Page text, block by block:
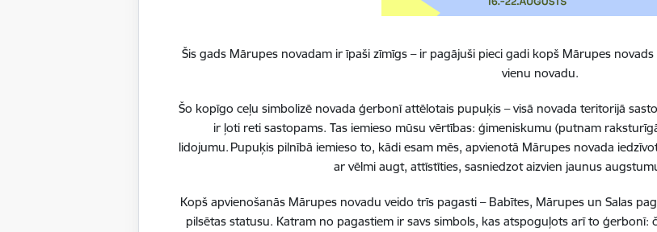
Šis gads Mārupes novadam ir īpaši zīmīgs – ir pagājuši pieci gadi kopš Mārupes
vienu novadu.
Šo kopīgo ceļu simbolizē novada ģerbonī attēlotais pupuķis – visā novada teritorijā
ir ļoti reti sastopams. Tas iemieso mūsu vērtības: ģimeniskumu (putnam
lidojumu. Pupuķis pilnībā iemieso to, kādi esam mēs, apvienotā Mārupes novada
ar vēlmi augt, attīstīties, sasniedzot aizvien jaunus
Kopš apvienošanās Mārupes novadu veido trīs pagasti – Babītes, Mārupes un Salas
pilsētas statusu. Katram no pagastiem ir savs simbols, kas atspoguļots arī to ģerbonī:
(programmas kods - 01011111) un no 2022. gada
izglītojamiem ar jauktiem attīstības traucējumiem (programmas
PII “Mārzemīti” 2025./2026. mācību gadā apmeklē 272
strādā 31 pedagogs un 26 saimnieciskā darba veicēji.
“Mārzemītē” ir 12 plašas, gaišas un labiekārtotas grupu
foajē dažādiem pasākumiem, divi mūzikas kabineti, atsevišķa
plaša, apzaļumota un skaista āra teritorija ar labiekārtotu un
3671,72 m2, kopējā zemesgabala platība ir divi hektāri.